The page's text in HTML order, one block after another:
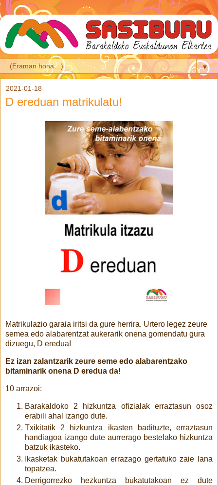
▼
2021-01-18
D ereduan matrikulatu!
Matrikulazio garaia iritsi da gure herrira. Urtero legez zeure
semea edo alabarentzat aukerarik onena gomendatu gura
dizuegu, D eredua!
Ez izan zalantzarik zeure seme edo alabarentzako
bitaminarik onena D eredua da!
10 arrazoi:
Barakaldoko 2 hizkuntza ofizialak erraztasun osoz
erabili ahal izango dute.
Txikitatik 2 hizkuntza ikasten badituzte, erraztasun
handiagoa izango dute aurrerago bestelako hizkuntza
batzuk ikasteko.
Ikasketak bukatutakoan errazago gertatuko zaie lana
topatzea.
Derrigorrezko hezkuntza bukatutakoan ez dute